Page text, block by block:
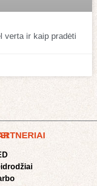
verta ir kaip pradėti